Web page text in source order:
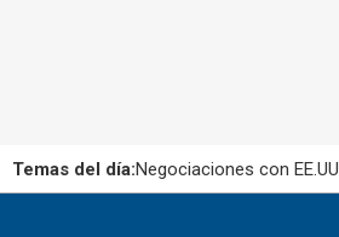
Temas del día:Negociaciones con EE.UU.